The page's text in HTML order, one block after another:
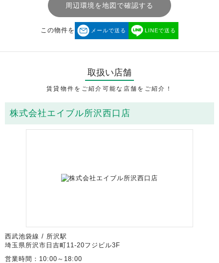
周辺環境を地図で確認する
この物件を メールで送る LINEで送る
取扱い店舗
賃貸物件をご紹介可能な店舗をご紹介！
株式会社エイブル所沢西口店
西武池袋線 / 所沢駅
埼玉県所沢市日吉町11-20フジビル3F
営業時間：10:00～18:00